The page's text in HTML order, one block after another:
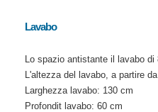
Lavabo
Lo spazio antistante il lavabo di
L'altezza del lavabo, a partire
Larghezza lavabo: 130 cm
Profondit lavabo: 60 cm